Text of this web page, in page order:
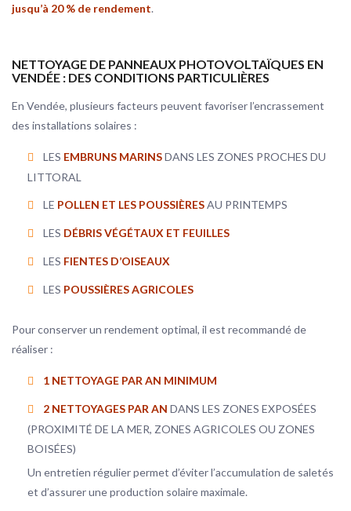
jusqu’à 20 % de rendement.
NETTOYAGE DE PANNEAUX PHOTOVOLTAÏQUES EN
VENDÉE : DES CONDITIONS PARTICULIÈRES
En Vendée, plusieurs facteurs peuvent favoriser l’encrassement
des installations solaires :
LES EMBRUNS MARINSDANS LES ZONES PROCHES DU
LITTORAL
LE POLLEN ET LES POUSSIÈRESAU PRINTEMPS
LES DÉBRIS VÉGÉTAUX ET FEUILLES
LES FIENTES D’OISEAUX
LES POUSSIÈRES AGRICOLES
Pour conserver un rendement optimal, il est recommandé de
réaliser :
1 NETTOYAGE PAR AN MINIMUM
2 NETTOYAGES PAR AN DANS LES ZONES EXPOSÉES
(PROXIMITÉ DE LA MER, ZONES AGRICOLES OU ZONES
BOISÉES)
Un entretien régulier permet d’éviter l’accumulation de saletés
et d’assurer une production solaire maximale.